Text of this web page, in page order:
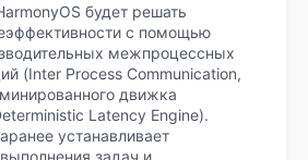
будет решать
с помощью
межпроцессных
(Inter Process Communication,
движка
Latency Engine).
устанавливает
задач и